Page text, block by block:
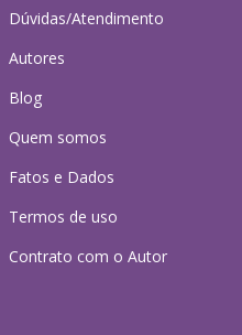
Dúvidas/Atendimento
Autores
Blog
Quem somos
Fatos e Dados
Termos de uso
Contrato com o Autor